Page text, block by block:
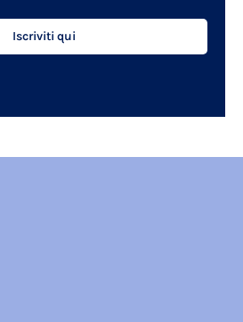
Iscriviti qui